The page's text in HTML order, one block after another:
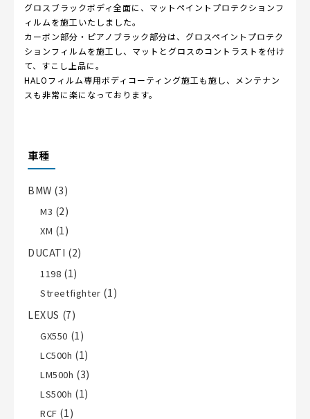
グロスブラックボディ全面に、マットペイントプロテクションフ
ィルムを施工いたしました。
カーボン部分・ピアノブラック部分は、グロスペイントプロテク
ションフィルムを施工し、マットとグロスのコントラストを付け
て、すこし上品に。
HALOフィルム専用ボディコーティング施工も施し、メンテナン
スも非常に楽になっております。
車種
BMW (3)
M3 (2)
XM (1)
DUCATI (2)
1198 (1)
Streetfighter (1)
LEXUS (7)
GX550 (1)
LC500h (1)
LM500h (3)
LS500h (1)
RCF (1)